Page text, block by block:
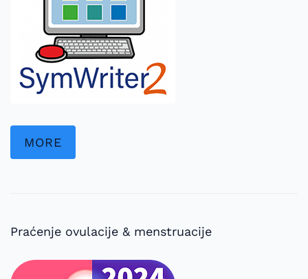
MORE
Praćenje ovulacije & menstruacije